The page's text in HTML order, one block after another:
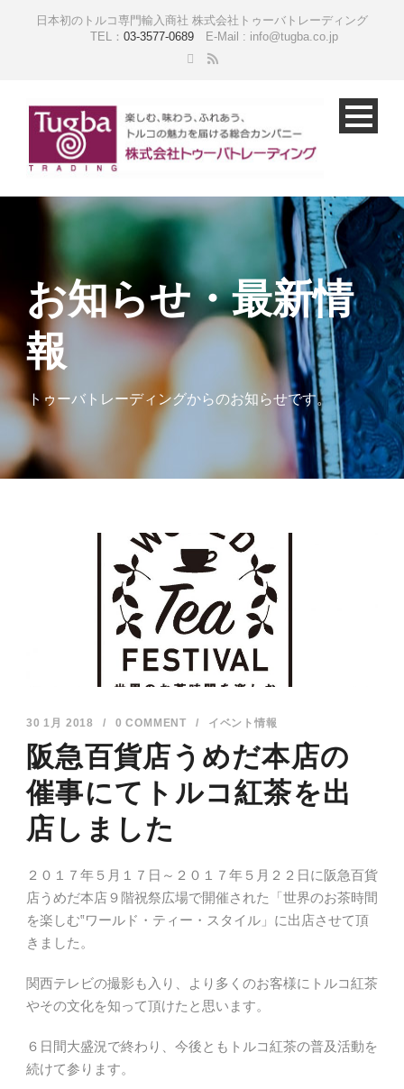
日本初のトルコ専門輸入商社 株式会社トゥーバトレーディング
TEL： 03-3577-0689E-Mail : info@tugba.co.jp
お知らせ・最新情
報
トゥーバトレーディングからのお知らせです。
30 1月 2018 / 0 COMMENT / イベント情報
阪急百貨店うめだ本店の
催事にてトルコ紅茶を出
店しました
２０１７年５月１７日～２０１７年５月２２日に阪急百貨
店うめだ本店９階祝祭広場で開催された「世界のお茶時間
を楽しむ‟ワールド・ティー・スタイル」に出店させて頂
きました。
関西テレビの撮影も入り、より多くのお客様にトルコ紅茶
やその文化を知って頂けたと思います。
６日間大盛況で終わり、今後ともトルコ紅茶の普及活動を
続けて参ります。